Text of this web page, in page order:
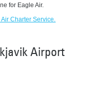
for Eagle Air.
Charter Service.
Airport